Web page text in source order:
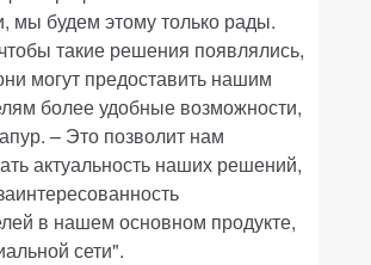
мы будем этому только рады.
такие решения появлялись,
могут предоставить нашим
более удобные возможности,
– Это позволит нам
актуальность наших решений,
в нашем основном продукте,
сети".